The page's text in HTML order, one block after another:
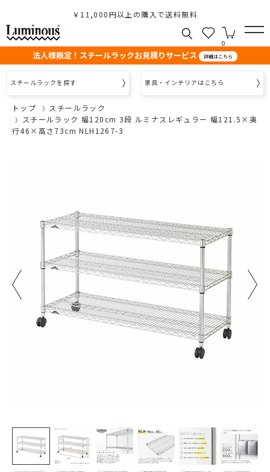
￥11,000円以上の購入で送料無料
0
法人様限定！スチールラックお見積りサービス 詳細はこちら
スチールラックを探す 家具・インテリアはこちら
トップ
スチールラック
スチールラック 幅120cm 3段 ルミナスレギュラー 幅121.5×奥
行46×高さ73cm NLH1267-3